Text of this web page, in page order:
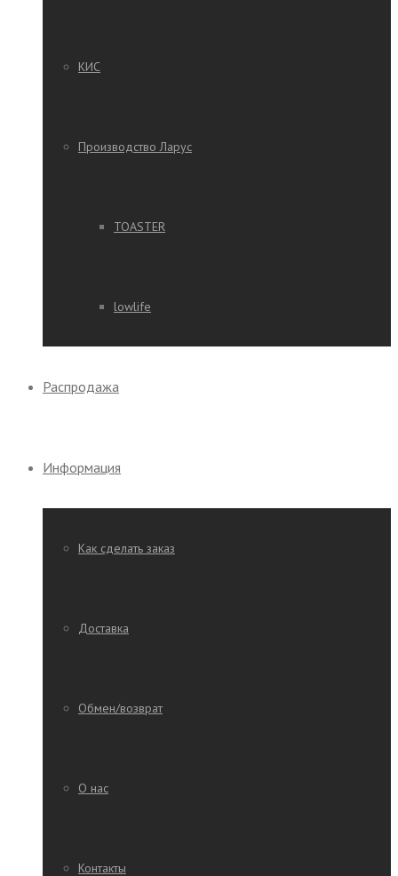
КИС
Производство Ларус
TOASTER
lowlife
Распродажа
Информация
Как сделать заказ
Доставка
Обмен/возврат
О нас
Контакты